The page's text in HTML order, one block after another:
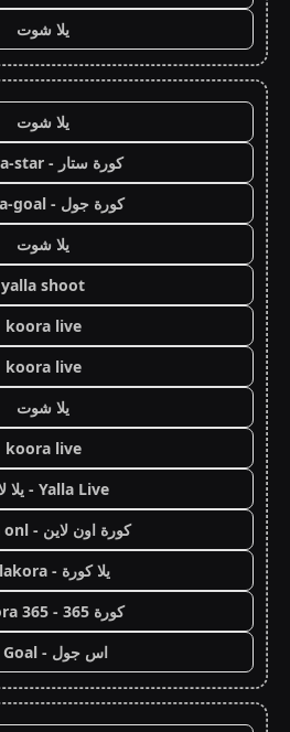
يلا شوت
يلا شوت
كورة ستار - koora-star
كورة جول - koora-goal
يلا شوت
yalla shoot
koora live
koora live
يلا شوت
koora live
Yalla Live - يلا لايف
كورة اون لاين - koora onl
يلا كورة - yallakora
كورة 365 - kooora 365
اس جول - AS Goal